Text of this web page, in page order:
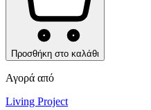
Προσθήκη στο καλάθι
Αγορά από
Living Project